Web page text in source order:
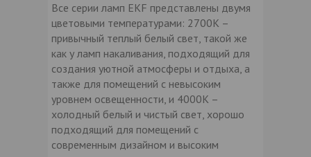
Все серии ламп EKF представлены двумя
цветовыми температурами: 2700К –
привычный теплый белый свет, такой же
как у ламп накаливания, подходящий для
создания уютной атмосферы и отдыха, а
также для помещений с невысоким
уровнем освещенности, и 4000К –
холодный белый и чистый свет, хорошо
подходящий для помещений с
современным дизайном и высоким